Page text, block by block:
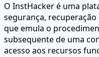
O InstHacker é uma
segurança,
que emula o
subsequente de uma
acesso aos recursos